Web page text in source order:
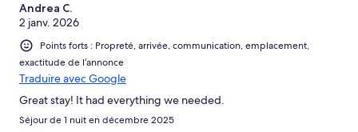
Andrea C.
2 janv. 2026
Points forts : Propreté, arrivée, communication, emplacement,
exactitude de l’annonce
Traduire avec Google
Great stay! It had everything we needed.
Séjour de 1 nuit en décembre 2025